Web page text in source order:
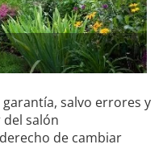
salvo errores y
salón
de cambiar